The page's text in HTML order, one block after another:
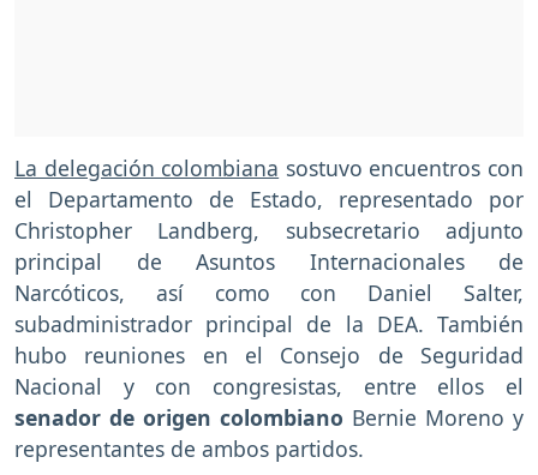
La delegación colombiana sostuvo encuentros con
el Departamento de Estado, representado por
Christopher Landberg, subsecretario adjunto
principal de Asuntos Internacionales de
Narcóticos, así como con Daniel Salter,
subadministrador principal de la DEA. También
hubo reuniones en el Consejo de Seguridad
Nacional y con congresistas, entre ellos el
senador de origen colombiano Bernie Moreno y
representantes de ambos partidos.